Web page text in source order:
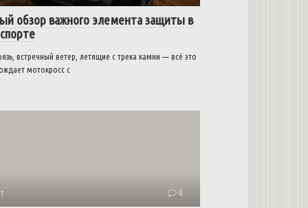
обзор важного элемента защиты в
встречный ветер, летящие с трека камни — всё это
мотокросс с
0